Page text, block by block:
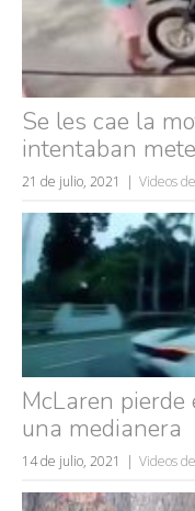
Se les cae la
intentaban
21 de julio, 2021 Videos
McLaren
una medianera
14 de julio, 2021 Videos